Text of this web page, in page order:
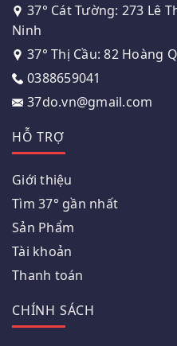
37° Cát Tường: 273 Lê
Ninh
37° Thị Cầu: 82 Hoàng
0388659041
37do.vn@gmail.com
HỖ TRỢ
Giới thiệu
Tìm 37° gần nhất
Sản Phẩm
Tài khoản
Thanh toán
CHÍNH SÁCH